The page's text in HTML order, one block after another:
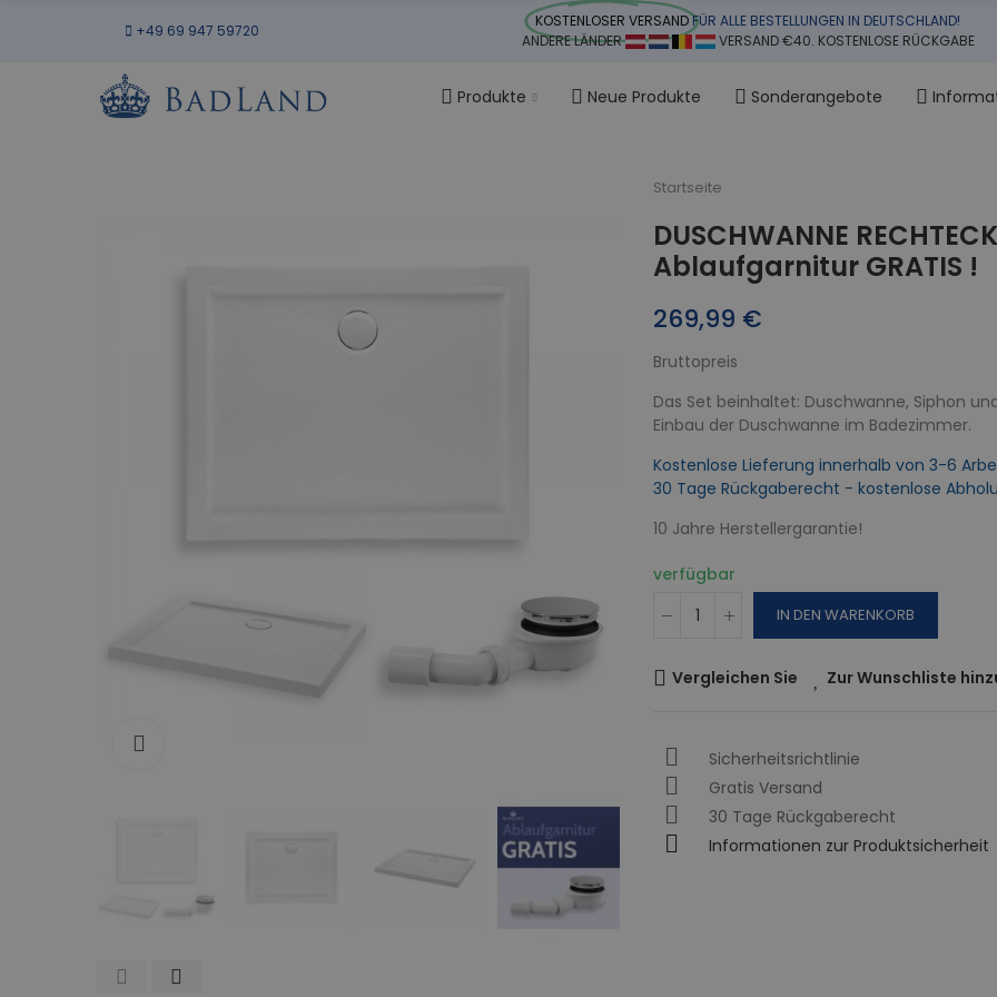
+49 69 947 59720
KOSTENLOSER VERSANDFÜR ALLE BESTELLUNGEN IN DEUTSCHLAND!
ANDERE LÄNDER
VERSAND €40. KOSTENLOSE RÜCKGABE
Produkte Neue Produkte Sonderangebote
Startseite
DUSCHWANNE
Ablaufgarnitur GRATIS !
269,99 €
Bruttopreis
Das Set beinhaltet: Duschwanne, Siphon
Einbau der Duschwanne im Badezimmer.
Kostenlose Lieferung innerhalb von 3-6
30 Tage Rückgaberecht - kostenlose
10 Jahre Herstellergarantie!
verfügbar
IN DEN WARENKORB
Vergleichen Sie Zur Wunschliste
Sicherheitsrichtlinie
Gratis Versand
30 Tage Rückgaberecht
Informationen zur Produktsicherheit